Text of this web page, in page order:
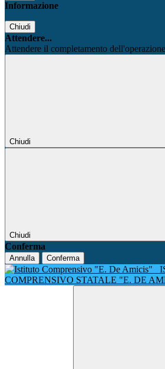
Informazione
Chiudi
Attendere...
Attendere il completamento
Chiudi
Chiudi
Conferma
Annulla Conferma
COMPRENSIVO STATALE "E. DE